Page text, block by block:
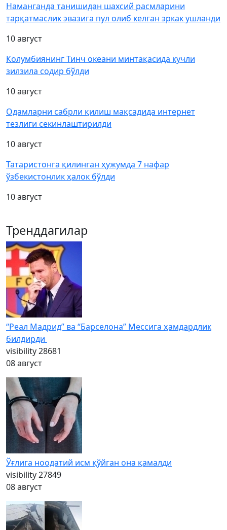
Наманганда танишидан шахсий расмларини
тарқатмаслик эвазига пул олиб келган эркак ушланди
10 август
Колумбиянинг Тинч океани минтақасида кучли
зилзила содир бўлди
10 август
Одамларни сабрли қилиш мақсадида интернет
тезлиги секинлаштирилди
10 август
Татаристонга қилинган ҳужумда 7 нафар
ўзбекистонлик ҳалок бўлди
10 август
Тренддагилар
“Реал Мадрид” ва “Барселона” Мессига ҳамдардлик
билдирди
visibility28681
08 август
Ўғлига ноодатий исм қўйган она қамалди
visibility27849
08 август